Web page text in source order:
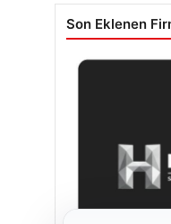
Son Eklenen